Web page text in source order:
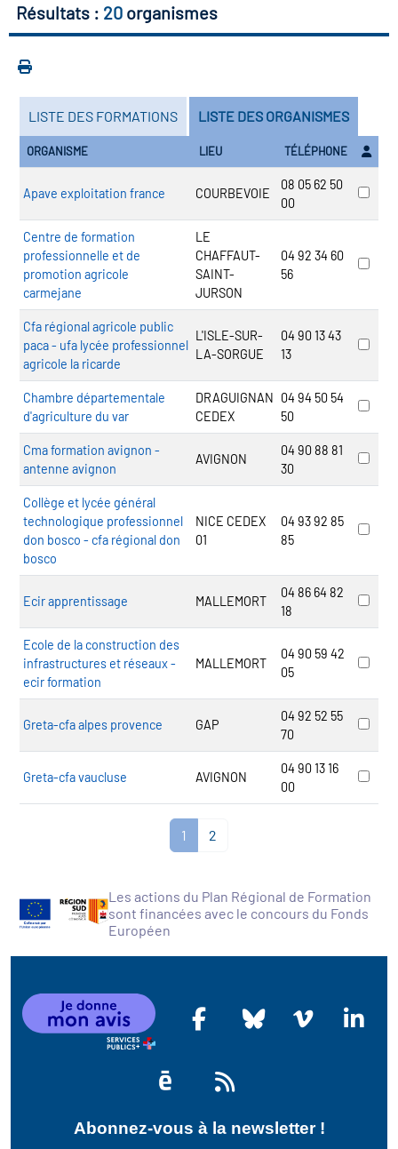
des transitions
de construction)
des secteurs
(en
Résultats : 20 organismes
LISTE DES FORMATIONS LISTE DES ORGANISMES
ORGANISME LIEU TÉLÉPHONE
Apave exploitation france COURBEVOIE
08 05 62 50
00
Centre de formation
professionnelle et de
promotion agricole
carmejane
LE
CHAFFAUT-
SAINT-
JURSON
04 92 34 60
56
Cfa régional agricole public
paca - ufa lycée professionnel
agricole la ricarde
L'ISLE-SUR-
LA-SORGUE
04 90 13 43
13
Chambre départementale
d'agriculture du var
DRAGUIGNAN
CEDEX
04 94 50 54
50
Cma formation avignon -
antenne avignon
AVIGNON
04 90 88 81
30
Collège et lycée général
technologique professionnel
don bosco - cfa régional don
bosco
NICE CEDEX
01
04 93 92 85
85
Ecir apprentissage MALLEMORT
04 86 64 82
18
Ecole de la construction des
infrastructures et réseaux -
ecir formation
MALLEMORT
04 90 59 42
05
Greta-cfa alpes provence GAP
04 92 52 55
70
Greta-cfa vaucluse AVIGNON
04 90 13 16
00
1 2
Les actions du Plan Régional de Formation
sont financées avec le concours du Fonds
Européen
Abonnez-vous à la newsletter !